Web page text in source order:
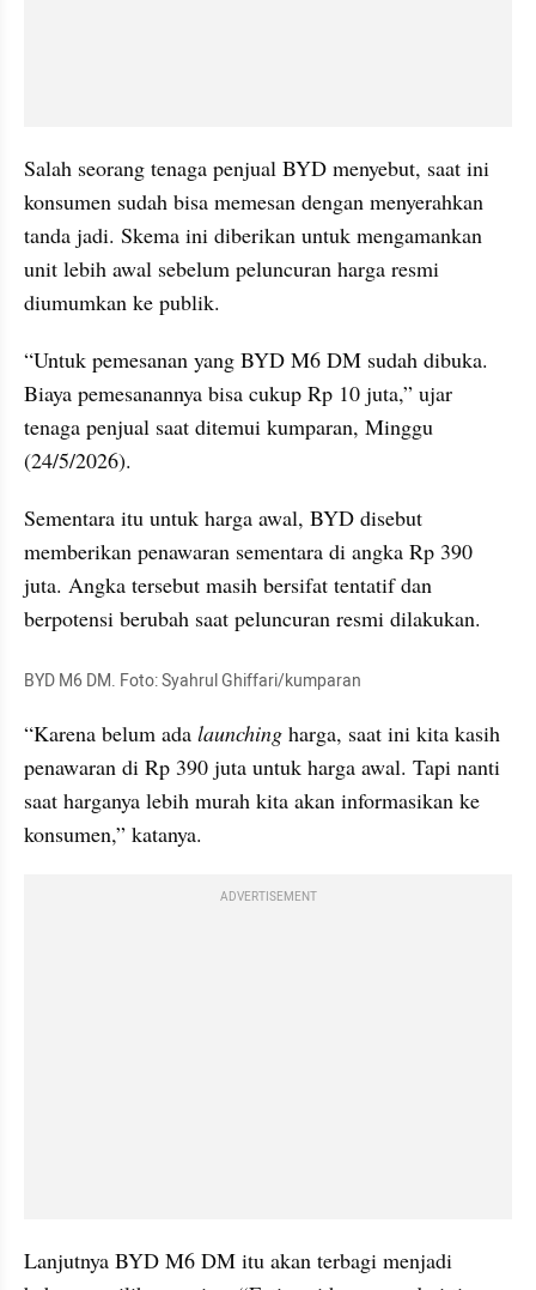
Salah seorang tenaga penjual BYD menyebut, saat ini
konsumen sudah bisa memesan dengan menyerahkan
tanda jadi. Skema ini diberikan untuk mengamankan
unit lebih awal sebelum peluncuran harga resmi
diumumkan ke publik.
“Untuk pemesanan yang BYD M6 DM sudah dibuka.
Biaya pemesanannya bisa cukup Rp 10 juta,” ujar
tenaga penjual saat ditemui kumparan, Minggu
(24/5/2026).
Sementara itu untuk harga awal, BYD disebut
memberikan penawaran sementara di angka Rp 390
juta. Angka tersebut masih bersifat tentatif dan
berpotensi berubah saat peluncuran resmi dilakukan.
BYD M6 DM. Foto: Syahrul Ghiffari/kumparan
“Karena belum ada launching harga, saat ini kita kasih
penawaran di Rp 390 juta untuk harga awal. Tapi nanti
saat harganya lebih murah kita akan informasikan ke
konsumen,” katanya.
ADVERTISEMENT
Lanjutnya BYD M6 DM itu akan terbagi menjadi